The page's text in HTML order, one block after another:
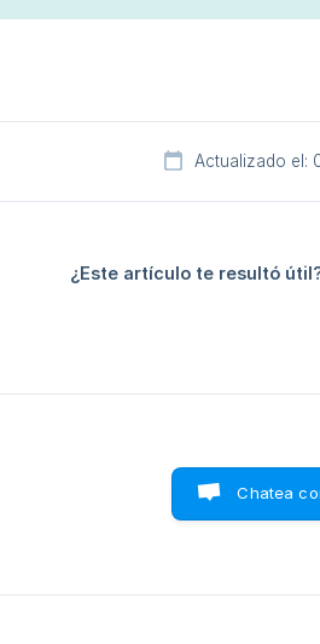
Actualizado el:
¿Este artículo te resultó
Chatea